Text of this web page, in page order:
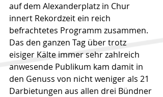
auf dem Alexanderplatz in Chur
innert Rekordzeit ein reich
befrachtetes Programm zusammen.
Das den ganzen Tag über trotz
eisiger Kälte immer sehr zahlreich
anwesende Publikum kam damit in
den Genuss von nicht weniger als 21
Darbietungen aus allen drei Bündner